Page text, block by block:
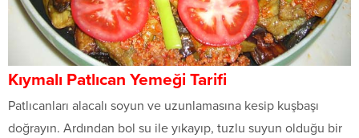
Kıymalı Patlıcan Yemeği Tarifi
Patlıcanları alacalı soyun ve uzunlamasına kesip kuşbaşı
doğrayın. Ardından bol su ile yıkayıp, tuzlu suyun olduğu bir